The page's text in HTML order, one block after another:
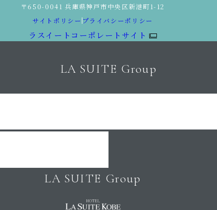
〒650-0041 兵庫県神戸市中央区新港町1-12
サイトポリシープライバシーポリシー
ラスイートコーポレートサイト
LA SUITE Group
LA SUITE Group